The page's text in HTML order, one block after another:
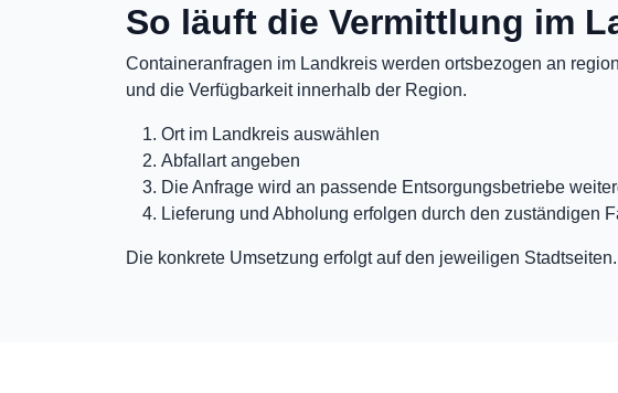
So läuft die Vermittlung im
Containeranfragen im Landkreis werden ortsbezogen an
und die Verfügbarkeit innerhalb der Region.
Ort im Landkreis auswählen
Abfallart angeben
Die Anfrage wird an passende Entsorgungsbetriebe
Lieferung und Abholung erfolgen durch den zuständigen
Die konkrete Umsetzung erfolgt auf den jeweiligen Stadtseiten.